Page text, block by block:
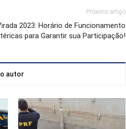
Próximo artigo
2023: Horário de Funcionamento
para Garantir sua Participação!
autor